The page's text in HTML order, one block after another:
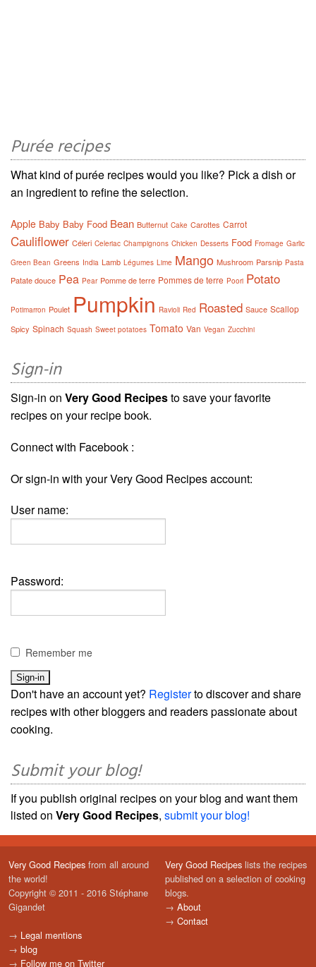
Purée recipes
What kind of purée recipes would you like? Pick a dish or
an ingredient to refine the selection.
Apple Baby Baby Food Bean Butternut Cake Carottes Carrot
Cauliflower Céleri Celeriac Champignons Chicken Desserts Food Fromage Garlic
Green Bean Greens India Lamb Légumes Lime Mango Mushroom Parsnip Pasta
Patate douce Pea Pear Pomme de terre Pommes de terre Poori Potato
Potimarron Poulet Pumpkin Ravioli Red Roasted Sauce Scallop
Spicy Spinach Squash Sweet potatoes Tomato Van Vegan Zucchini
Sign-in
Sign-in on Very Good Recipesto save your favorite
recipes on your recipe book.
Connect with Facebook :
Or sign-in with your Very Good Recipes account:
User name:
Password:
Remember me
Don't have an account yet? Registerto discover and share
recipes with other bloggers and readers passionate about
cooking.
Submit your blog!
If you publish original recipes on your blog and want them
listed on Very Good Recipes, submit your blog!
Very Good Recipes from all around
the world!
Copyright © 2011 - 2016 Stéphane
Gigandet
→ Legal mentions
→ blog
→ Follow me on Twitter
Very Good Recipes lists the recipes
published on a selection of cooking
blogs.
→ About
→ Contact